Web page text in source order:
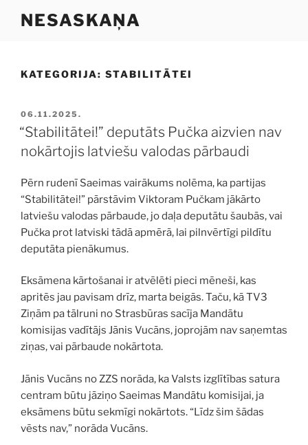
NESASKAŅA
KATEGORIJA: STABILITĀTEI
PUBLICĒTS
06.11.2025.
“Stabilitātei!” deputāts Pučka aizvien nav
nokārtojis latviešu valodas pārbaudi
Pērn rudenī Saeimas vairākums nolēma, ka partijas
“Stabilitātei!” pārstāvim Viktoram Pučkam jākārto
latviešu valodas pārbaude, jo daļa deputātu šaubās, vai
Pučka prot latviski tādā apmērā, lai pilnvērtīgi pildītu
deputāta pienākumus.
Eksāmena kārtošanai ir atvēlēti pieci mēneši, kas
apritēs jau pavisam drīz, marta beigās. Taču, kā TV3
Ziņām pa tālruni no Strasbūras sacīja Mandātu
komisijas vadītājs Jānis Vucāns, joprojām nav saņemtas
ziņas, vai pārbaude nokārtota.
Jānis Vucāns no ZZS norāda, ka Valsts izglītības satura
centram būtu jāziņo Saeimas Mandātu komisijai, ja
eksāmens būtu sekmīgi nokārtots. “Līdz šim šādas
vēsts nav,” norāda Vucāns.